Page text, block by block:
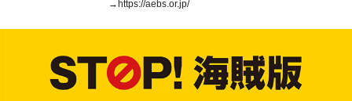
→https://aebs.or.jp/